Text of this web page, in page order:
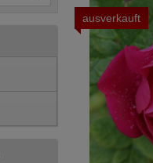
ausverkauft